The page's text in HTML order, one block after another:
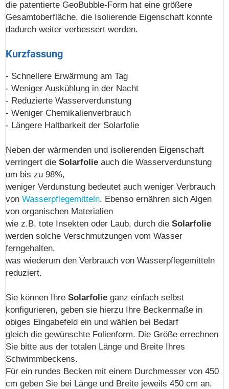
die patentierte GeoBubble-Form hat eine größere
Gesamtoberfläche, die Isolierende Eigenschaft konnte
dadurch weiter verbessert werden.
Kurzfassung
- Schnellere Erwärmung am Tag
- Weniger Auskühlung in der Nacht
- Reduzierte Wasserverdunstung
- Weniger Chemikalienverbrauch
- Längere Haltbarkeit der Solarfolie
Neben der wärmenden und isolierenden Eigenschaft
verringert die Solarfolie auch die Wasserverdunstung
um bis zu 98%,
weniger Verdunstung bedeutet auch weniger Verbrauch
von Wasserpflegemitteln. Ebenso ernähren sich Algen
von organischen Materialien
wie z.B. tote Insekten oder Laub, durch die Solarfolie
werden solche Verschmutzungen vom Wasser
ferngehalten,
was wiederum den Verbrauch von Wasserpflegemitteln
reduziert.
Sie können Ihre Solarfolie ganz einfach selbst
konfigurieren, geben sie hierzu Ihre Beckenmaße in
obiges Eingabefeld ein und wählen bei Bedarf
gleich die gewünschte Folienform. Die Größe errechnen
Sie bitte aus der totalen Länge und Breite Ihres
Schwimmbeckens.
Für ein rundes Becken mit einem Durchmesser von 450
cm geben Sie bei Länge und Breite jeweils 450 cm an.